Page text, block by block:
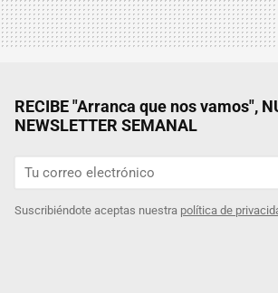
RECIBE "Arranca que nos vamos",
NEWSLETTER SEMANAL
Suscribiéndote aceptas nuestra política de